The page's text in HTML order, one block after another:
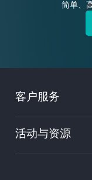
简单、
客户服务
活动与资源